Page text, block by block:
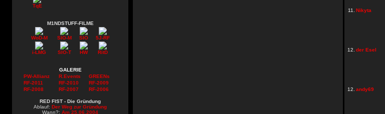
TqE
M1NDSTUFF-FILME
WoD-M SIO-M SIO 5J-RF
i-LMG SIO-T HW RitD
GALERIE
PW-Allianz
R.Events
GREENs
RF-2011
RF-2010
RF-2009
RF-2008
RF-2007 RF-2006
RED FIST - Die Gründung
Ablauf: Der Weg zur Gründung
Wann?: Am 25.06.2004
11. Nikyta
12. der Esel
12. andy69